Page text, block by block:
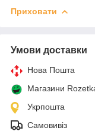
Приховати
Умови доставки
Нова Пошта
Магазини
Укрпошта
Самовивіз